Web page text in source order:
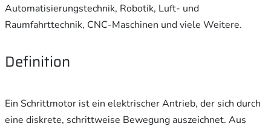
Automatisierungstechnik, Robotik, Luft- und
Raumfahrttechnik, CNC-Maschinen und viele Weitere.
Definition
Ein Schrittmotor ist ein elektrischer Antrieb, der sich durch
eine diskrete, schrittweise Bewegung auszeichnet. Aus